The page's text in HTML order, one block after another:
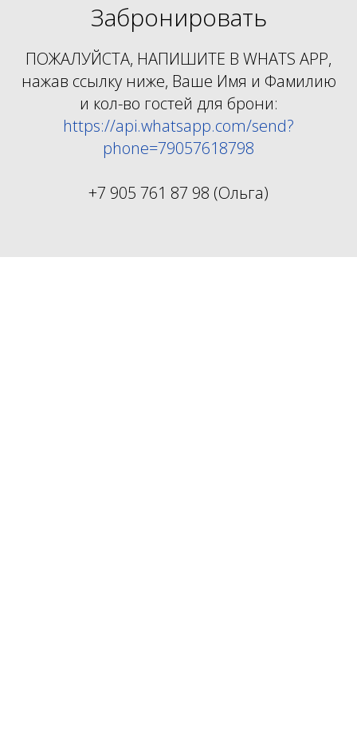
Забронировать
ПОЖАЛУЙСТА, НАПИШИТЕ В WHATS APP,
нажав ссылку ниже, Ваше Имя и Фамилию
и кол-во гостей для брони:
https://api.whatsapp.com/send?
phone=79057618798
+7 905 761 87 98 (Ольга)